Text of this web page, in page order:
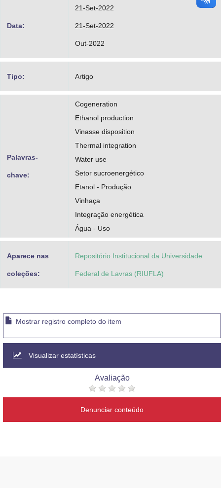
Data:
21-Set-2022
21-Set-2022
Out-2022
Tipo: Artigo
Palavras-
chave:
Cogeneration
Ethanol production
Vinasse disposition
Thermal integration
Water use
Setor sucroenergético
Etanol - Produção
Vinhaça
Integração energética
Água - Uso
Aparece nas
coleções:
Repositório Institucional da Universidade
Federal de Lavras (RIUFLA)
Mostrar registro completo do item
Visualizar estatísticas
Avaliação
Denunciar conteúdo